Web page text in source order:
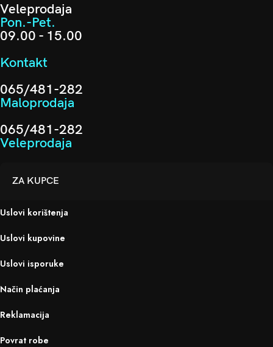
Veleprodaja
Pon.-Pet.
09.00 - 15.00
Kontakt
065/481-282
Maloprodaja
065/481-282
Veleprodaja
ZA KUPCE
Uslovi korištenja
Uslovi kupovine
Uslovi isporuke
Način plaćanja
Reklamacija
Povrat robe